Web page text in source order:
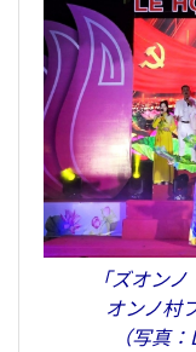
「ズオン
オンノ村
（写真